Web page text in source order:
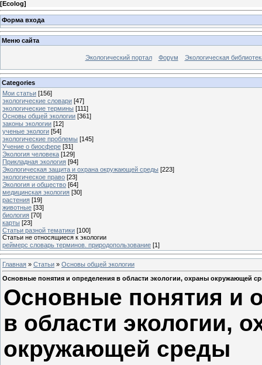
[Ecolog]
Форма входа
Меню сайта
Экологический портал Форум Экологическая
Categories
Мои статьи [156]
экологические словари [47]
экологические термины [111]
Основы общей экологии [361]
законы экологии [12]
ученые экологи [54]
экологические проблемы [145]
Учение о биосфере [31]
Экология человека [129]
Прикладная экология [94]
Экологическая защита и охрана окружающей среды [223]
экологическое право [23]
Экология и общество [64]
медицинская экология [30]
растения [19]
животные [33]
биология [70]
карты [23]
Статьи разной тематики [100]
Статьи не относящиеся к экологии
реймерс словарь терминов. природопользование [1]
Главная » Статьи » Основы общей экологии
Основные понятия и определения в области экологии, охраны окружающей
Основные понятия и
в области экологии,
окружающей среды